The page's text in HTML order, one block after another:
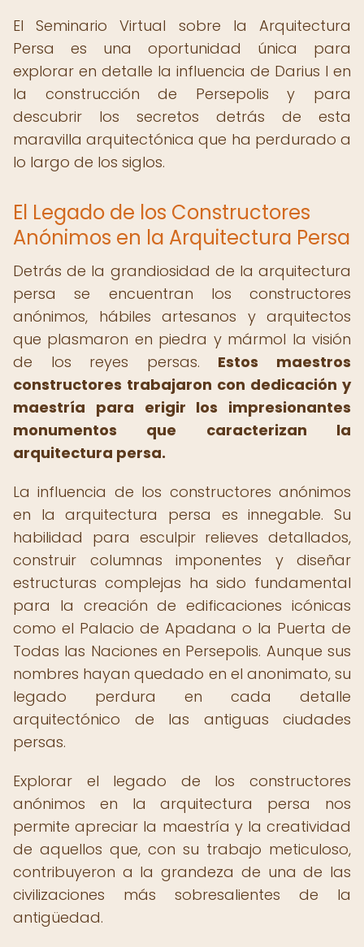
El Seminario Virtual sobre la Arquitectura
Persa es una oportunidad única para
explorar en detalle la influencia de Darius I en
la construcción de Persepolis y para
descubrir los secretos detrás de esta
maravilla arquitectónica que ha perdurado a
lo largo de los siglos.
El Legado de los Constructores
Anónimos en la Arquitectura Persa
Detrás de la grandiosidad de la arquitectura
persa se encuentran los constructores
anónimos, hábiles artesanos y arquitectos
que plasmaron en piedra y mármol la visión
de los reyes persas. Estos maestros
constructores trabajaron con dedicación y
maestría para erigir los impresionantes
monumentos que caracterizan la
arquitectura persa.
La influencia de los constructores anónimos
en la arquitectura persa es innegable. Su
habilidad para esculpir relieves detallados,
construir columnas imponentes y diseñar
estructuras complejas ha sido fundamental
para la creación de edificaciones icónicas
como el Palacio de Apadana o la Puerta de
Todas las Naciones en Persepolis. Aunque sus
nombres hayan quedado en el anonimato, su
legado perdura en cada detalle
arquitectónico de las antiguas ciudades
persas.
Explorar el legado de los constructores
anónimos en la arquitectura persa nos
permite apreciar la maestría y la creatividad
de aquellos que, con su trabajo meticuloso,
contribuyeron a la grandeza de una de las
civilizaciones más sobresalientes de la
antigüedad.